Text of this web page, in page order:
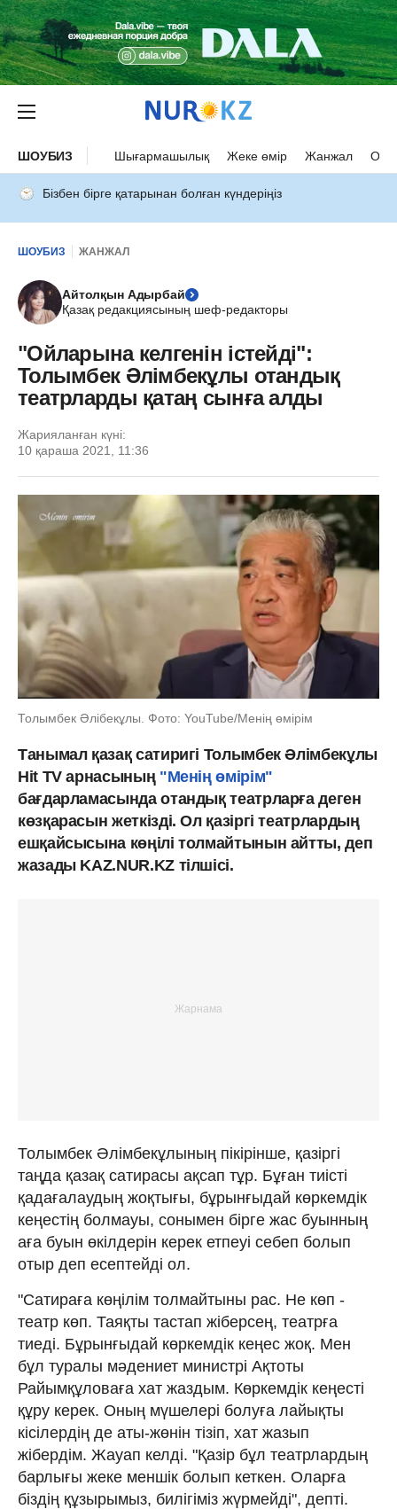
ШОУБИЗ Шығармашылық Жеке өмір Жанжал
Бізбен бірге қатарынан болған күндеріңіз
ШОУБИЗ ЖАНЖАЛ
Айтолқын Адырбай
Қазақ редакциясының шеф-редакторы
"Ойларына келгенін істейді":
Толымбек Әлімбекұлы отандық
театрларды қатаң сынға алды
Жарияланған күні:
10 қараша 2021, 11:36
Толымбек Әлібекұлы. Фото: YouTube/Менің өмірім
Танымал қазақ сатиригі Толымбек Әлімбекұлы
Hit TV арнасының "Менің өмірім"
бағдарламасында отандық театрларға деген
көзқарасын жеткізді. Ол қазіргі театрлардың
ешқайсысына көңілі толмайтынын айтты, деп
жазады KAZ.NUR.KZ тілшісі.
Толымбек Әлімбекұлының пікірінше, қазіргі
таңда қазақ сатирасы ақсап тұр. Бұған тиісті
қадағалаудың жоқтығы, бұрынғыдай көркемдік
кеңестің болмауы, сонымен бірге жас буынның
аға буын өкілдерін керек етпеуі себеп болып
отыр деп есептейді ол.
"Сатираға көңілім толмайтыны рас. Не көп -
театр көп. Таяқты тастап жіберсең, театрға
тиеді. Бұрынғыдай көркемдік кеңес жоқ. Мен
бұл туралы мәдениет министрі Ақтоты
Райымқұловаға хат жаздым. Көркемдік кеңесті
құру керек. Оның мүшелері болуға лайықты
кісілердің де аты-жөнін тізіп, хат жазып
жібердім. Жауап келді. "Қазір бұл театрлардың
барлығы жеке меншік болып кеткен. Оларға
біздің құзырымыз, билігіміз жүрмейді", депті.